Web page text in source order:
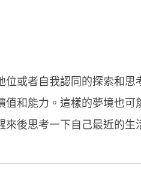
或者自我認同的探索和
和能力。這樣的夢境也
後思考一下自己最近的